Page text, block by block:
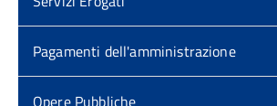
Pagamenti dell'amministrazione
Opere Pubbliche